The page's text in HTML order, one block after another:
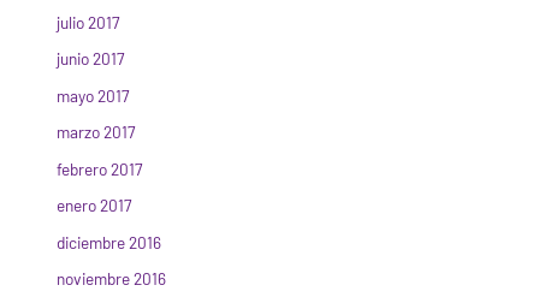
julio 2017
junio 2017
mayo 2017
marzo 2017
febrero 2017
enero 2017
diciembre 2016
noviembre 2016